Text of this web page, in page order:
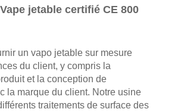
jetable certifié CE 800
un vapo jetable sur mesure
du client, y compris la
et la conception de
la marque du client. Notre usine
traitements de surface des